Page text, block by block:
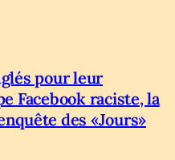
pour leur
Facebook raciste, la
des «Jours»